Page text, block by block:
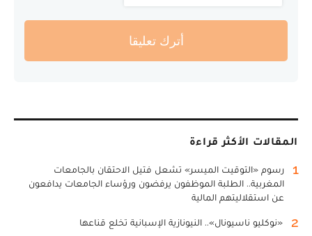
أترك تعليقا
المقالات الأكثر قراءة
1
رسوم «التوقيت الميسر» تشعل فتيل الاحتقان بالجامعات
المغربية.. الطلبة الموظفون يرفضون ورؤساء الجامعات يدافعون
عن استقلاليتهم المالية
2 «نوكليو ناسيونال».. النيونازية الإسبانية تخلع قناعها